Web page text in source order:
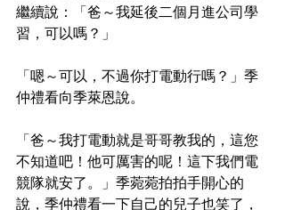
繼續說：「爸～我延後二個月進公司學
習，可以嗎？」
「嗯～可以，不過你打電動行嗎？」季
仲禮看向季萊恩說。
「爸～我打電動就是哥哥教我的，這您
不知道吧！他可厲害的呢！這下我們電
競隊就安了。」季菀菀拍拍手開心的
說，季仲禮看一下自己的兒子也笑了，